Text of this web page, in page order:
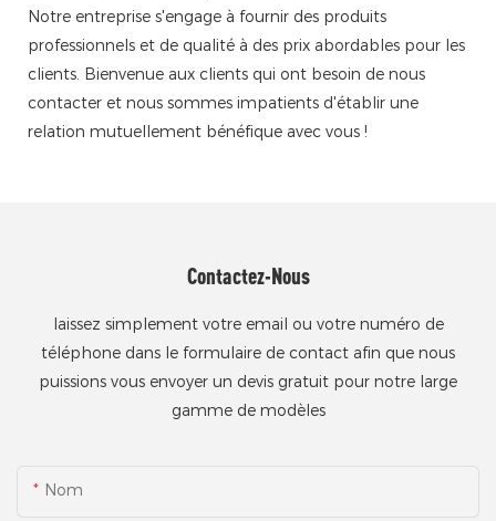
Notre entreprise s'engage à fournir des produits
professionnels et de qualité à des prix abordables pour les
clients. Bienvenue aux clients qui ont besoin de nous
contacter et nous sommes impatients d'établir une
relation mutuellement bénéfique avec vous !
Contactez-Nous
laissez simplement votre email ou votre numéro de
téléphone dans le formulaire de contact afin que nous
puissions vous envoyer un devis gratuit pour notre large
gamme de modèles
Nom